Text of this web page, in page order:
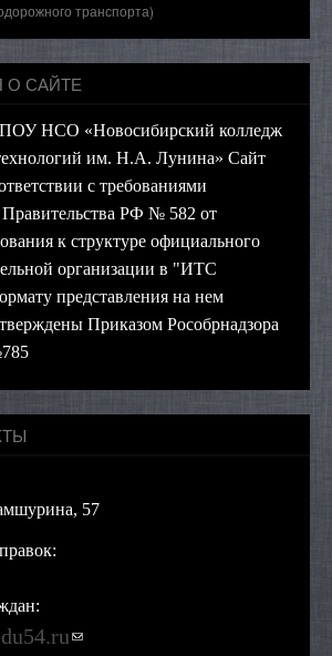
транспорта)
САЙТЕ
НСО «Новосибирский колледж
им. Н.А. Лунина» Сайт
с требованиями
РФ № 582 от
к структуре официального
организации в "ИТС
представления на нем
Приказом Рособрнадзора
57
(ссылка для отправки